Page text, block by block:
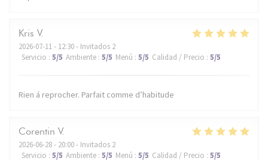
Kris V
2026-07-11- 12:30 - Invitados 2
Servicio : 5/5 Ambiente : 5/5 Menú : 5/5 Calidad / Precio : 5/5
Rien á reprocher. Parfait comme d’habitude
Corentin V
2026-06-28- 20:00 - Invitados 2
Servicio : 5/5 Ambiente : 5/5 Menú : 5/5 Calidad / Precio : 5/5